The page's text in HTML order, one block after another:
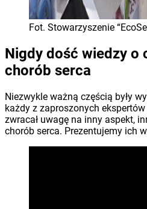
Fot. Stowarzyszenie
Nigdy dość wiedzy o
chorób serca
Niezwykle ważną częścią były
każdy z zaproszonych
zwracał uwagę na inny aspekt,
chorób serca. Prezentujemy ich